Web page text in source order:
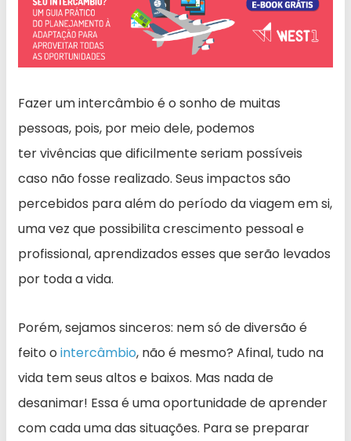
Fazer um intercâmbio é o sonho de muitas
pessoas, pois, por meio dele, podemos
ter vivências que dificilmente seriam possíveis
caso não fosse realizado. Seus impactos são
percebidos para além do período da viagem em si,
uma vez que possibilita crescimento pessoal e
profissional, aprendizados esses que serão levados
por toda a vida.
Porém, sejamos sinceros: nem só de diversão é
feito o intercâmbio, não é mesmo? Afinal, tudo na
vida tem seus altos e baixos. Mas nada de
desanimar! Essa é uma oportunidade de aprender
com cada uma das situações. Para se preparar